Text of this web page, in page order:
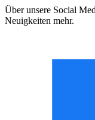
Über unsere Social
Neuigkeiten mehr.